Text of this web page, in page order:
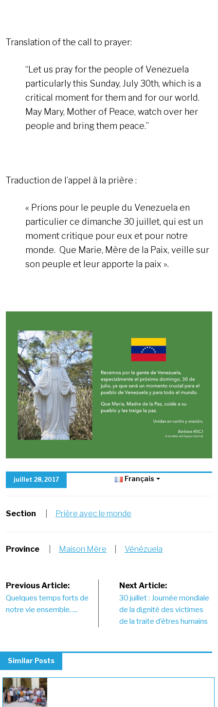
Translation of the call to prayer:
“Let us pray for the people of Venezuela
particularly this Sunday, July 30th, which is a
critical moment for them and for our world.
May Mary, Mother of Peace, watch over her
people and bring them peace.”
Traduction de l’appel à la prière :
« Prions pour le peuple du Venezuela en
particulier ce dimanche 30 juillet, qui est un
moment critique pour eux et pour notre
monde. Que Marie, Mère de la Paix, veille sur
son peuple et leur apporte la paix ».
juillet 28, 2017 Français
Section Prière avec le monde
Province Maison Mère Vénézuela
Post
navigation
Previous Article:
Quelques temps forts de
notre vie ensemble…..
Next Article:
30 juillet : Journée mondiale
de la dignité des victimes
de la traite d’êtres humains
Similar Posts